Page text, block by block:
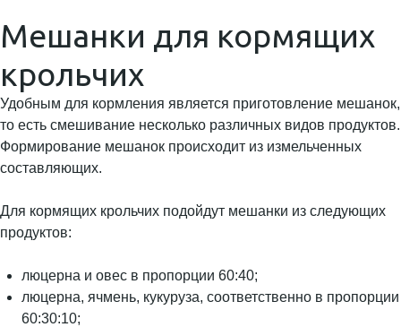
Мешанки для кормящих
крольчих
Удобным для кормления является приготовление мешанок,
то есть смешивание несколько различных видов продуктов.
Формирование мешанок происходит из измельченных
составляющих.
Для кормящих крольчих подойдут мешанки из следующих
продуктов:
люцерна и овес в пропорции 60:40;
люцерна, ячмень, кукуруза, соответственно в пропорции
60:30:10;